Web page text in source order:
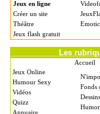
Jeux en ligne
Créer un site
Théâtre
Jeux flash gratuit
Les
Accueil
Jeux Online
Humour Sexy
Vidéos
Quizz
Annuaire
Fonds